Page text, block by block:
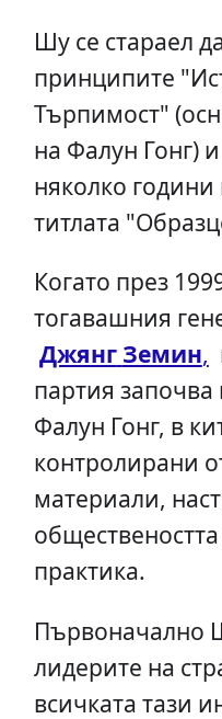
Шу се стараел
принципите
Търпимост"
на Фалун Гонг)
няколко
титлата
Когато през
тогавашния
Джянг Земин,
партия започва
Фалун Гонг, в
контролирани
материали,
практика.
Първоначално
лидерите на
всичката тази